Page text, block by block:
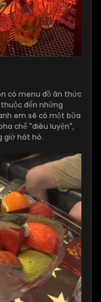
có menu đồ ăn thức
đến những
em sẽ có một bữa
chế "điêu luyện",
giờ hát hò.